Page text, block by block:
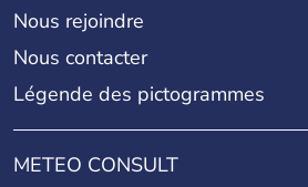
Nous rejoindre
Nous contacter
Légende des pictogrammes
METEO CONSULT